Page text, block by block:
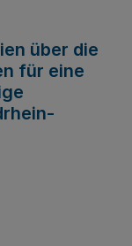
über die
für eine